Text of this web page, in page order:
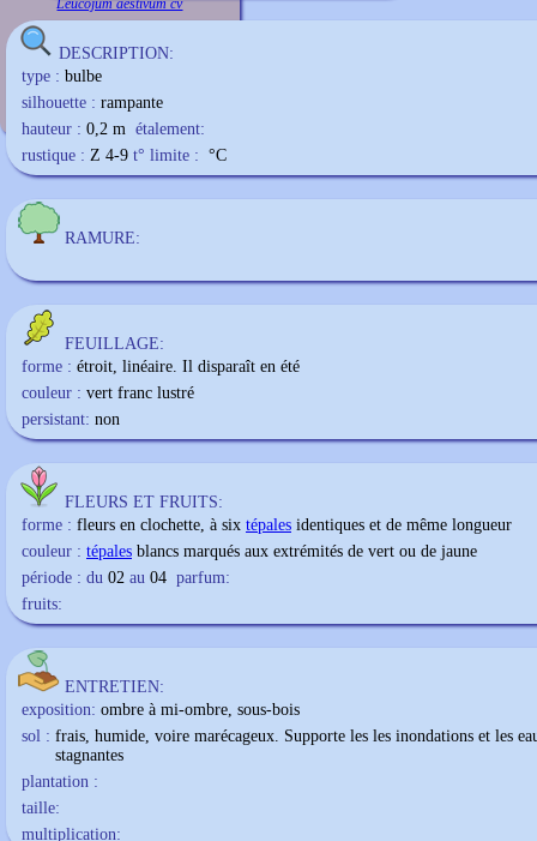
Leucojum aestivum cv
DESCRIPTION:
type : bulbe
silhouette : rampante
hauteur : 0,2 m étalement:
rustique : Z 4-9 t° limite : °C
RAMURE:
FEUILLAGE:
forme : étroit, linéaire. Il disparaît en été
couleur : vert franc lustré
persistant: non
FLEURS ET FRUITS:
forme : fleurs en clochette, à six tépales identiques et de même longueur
couleur : tépales blancs marqués aux extrémités de vert ou de jaune
période : du 02 au 04 parfum:
fruits:
ENTRETIEN:
exposition: ombre à mi-ombre, sous-bois
sol : frais, humide, voire marécageux. Supporte les les inondations et les
stagnantes
plantation :
taille:
multiplication: